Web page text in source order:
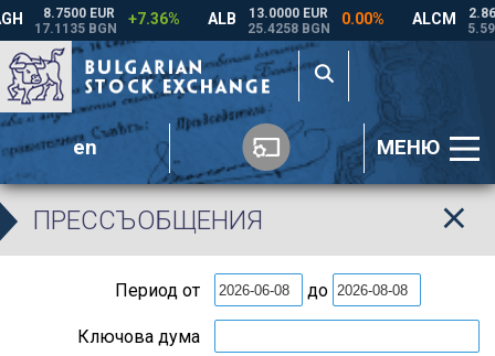
en МЕНЮ
ПРЕССЪОБЩЕНИЯ
Период от до
Ключова дума